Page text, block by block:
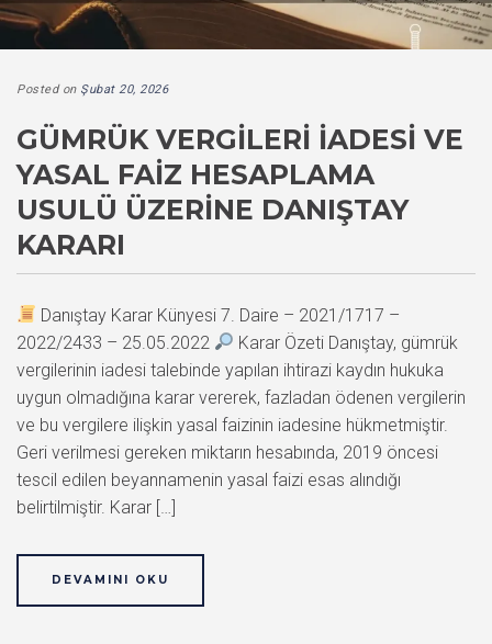
Posted on Şubat 20, 2026
GÜMRÜK VERGILERI İADESI VE
YASAL FAIZ HESAPLAMA
USULÜ ÜZERINE DANIŞTAY
KARARI
Danıştay Karar Künyesi 7. Daire – 2021/1717 –
2022/2433 – 25.05.2022
Karar Özeti Danıştay, gümrük
vergilerinin iadesi talebinde yapılan ihtirazi kaydın hukuka
uygun olmadığına karar vererek, fazladan ödenen vergilerin
ve bu vergilere ilişkin yasal faizinin iadesine hükmetmiştir.
Geri verilmesi gereken miktarın hesabında, 2019 öncesi
tescil edilen beyannamenin yasal faizi esas alındığı
belirtilmiştir. Karar […]
DEVAMINI OKU